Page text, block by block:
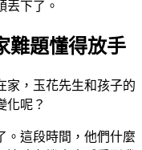
丟下了。
難題懂得放手
家，玉花先生和孩子的
化呢？
。這段時間，他們什麼